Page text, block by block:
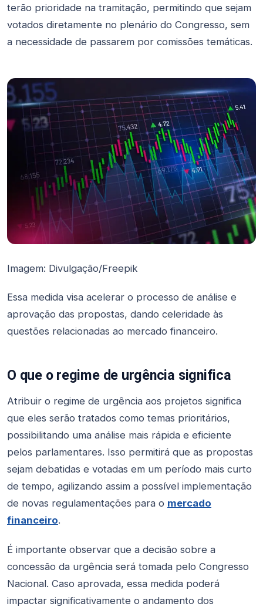
terão prioridade na tramitação, permitindo que sejam
votados diretamente no plenário do Congresso, sem
a necessidade de passarem por comissões temáticas.
Imagem: Divulgação/Freepik
Essa medida visa acelerar o processo de análise e
aprovação das propostas, dando celeridade às
questões relacionadas ao mercado financeiro.
O que o regime de urgência significa
Atribuir o regime de urgência aos projetos significa
que eles serão tratados como temas prioritários,
possibilitando uma análise mais rápida e eficiente
pelos parlamentares. Isso permitirá que as propostas
sejam debatidas e votadas em um período mais curto
de tempo, agilizando assim a possível implementação
de novas regulamentações para o mercado
financeiro.
É importante observar que a decisão sobre a
concessão da urgência será tomada pelo Congresso
Nacional. Caso aprovada, essa medida poderá
impactar significativamente o andamento dos